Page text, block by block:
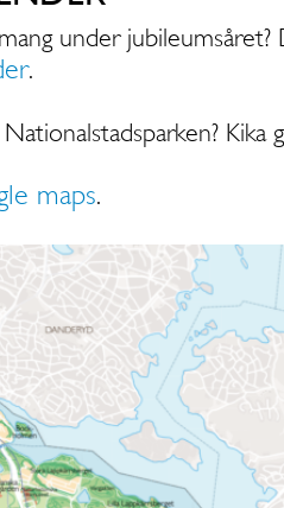
under
.
Kika
maps.